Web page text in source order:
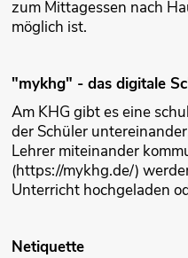
zum Mittagessen nach
möglich ist.
"mykhg" - das digitale
Am KHG gibt es eine
der Schüler
Lehrer miteinander
(https://mykhg.de/)
Unterricht hochgeladen
Netiquette